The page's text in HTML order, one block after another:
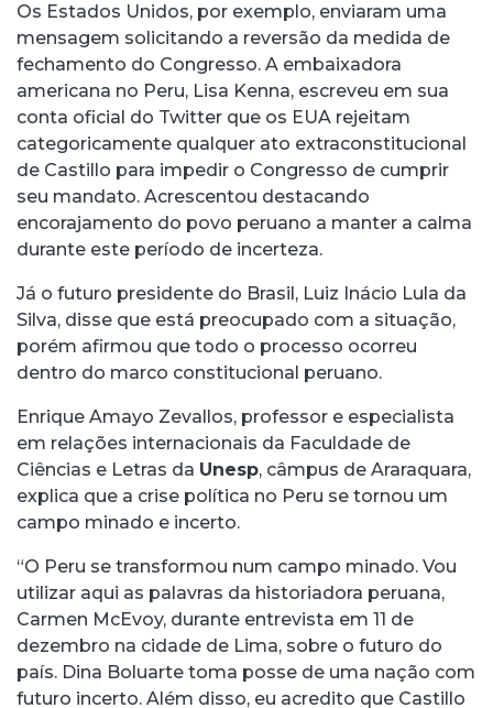
Os Estados Unidos, por exemplo, enviaram uma
mensagem solicitando a reversão da medida de
fechamento do Congresso. A embaixadora
americana no Peru, Lisa Kenna, escreveu em sua
conta oficial do Twitter que os EUA rejeitam
categoricamente qualquer ato extraconstitucional
de Castillo para impedir o Congresso de cumprir
seu mandato. Acrescentou destacando
encorajamento do povo peruano a manter a calma
durante este período de incerteza.
Já o futuro presidente do Brasil, Luiz Inácio Lula da
Silva, disse que está preocupado com a situação,
porém afirmou que todo o processo ocorreu
dentro do marco constitucional peruano.
Enrique Amayo Zevallos, professor e especialista
em relações internacionais da Faculdade de
Ciências e Letras da Unesp, câmpus de Araraquara,
explica que a crise política no Peru se tornou um
campo minado e incerto.
“O Peru se transformou num campo minado. Vou
utilizar aqui as palavras da historiadora peruana,
Carmen McEvoy, durante entrevista em 11 de
dezembro na cidade de Lima, sobre o futuro do
país. Dina Boluarte toma posse de uma nação com
futuro incerto. Além disso, eu acredito que Castillo